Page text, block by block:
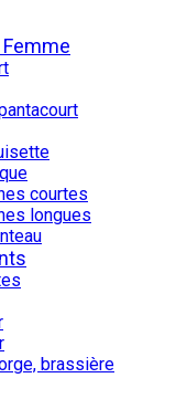
courtes
longues
brassière